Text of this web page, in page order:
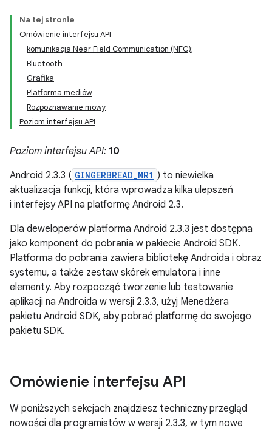
Na tej stronie
Omówienie interfejsu API
komunikacja Near Field Communication (NFC);
Bluetooth
Grafika
Platforma mediów
Rozpoznawanie mowy
Poziom interfejsu API
Poziom interfejsu API: 10
Android 2.3.3 ( GINGERBREAD_MR1 ) to niewielka
aktualizacja funkcji, która wprowadza kilka ulepszeń
i interfejsy API na platformę Android 2.3.
Dla deweloperów platforma Android 2.3.3 jest dostępna
jako komponent do pobrania w pakiecie Android SDK.
Platforma do pobrania zawiera bibliotekę Androida i obraz
systemu, a także zestaw skórek emulatora i inne
elementy. Aby rozpocząć tworzenie lub testowanie
aplikacji na Androida w wersji 2.3.3, użyj Menedżera
pakietu Android SDK, aby pobrać platformę do swojego
pakietu SDK.
Omówienie interfejsu API
W poniższych sekcjach znajdziesz techniczny przegląd
nowości dla programistów w wersji 2.3.3, w tym nowe